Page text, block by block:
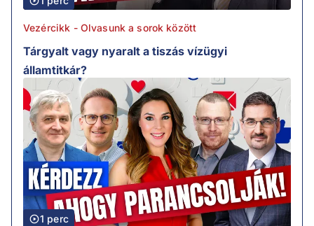
Vezércikk - Olvasunk a sorok között
Tárgyalt vagy nyaralt a tiszás vízügyi
államtitkár?
1 perc